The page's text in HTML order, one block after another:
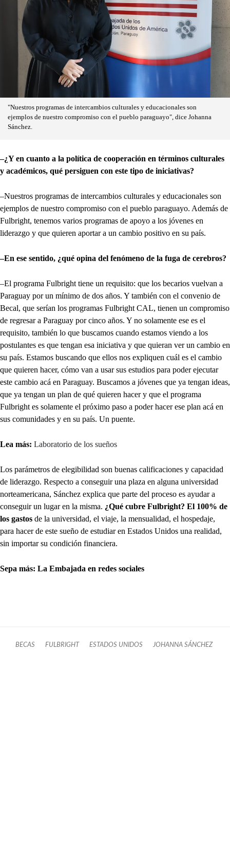
"Nuestros programas de intercambios culturales y educacionales son
ejemplos de nuestro compromiso con el pueblo paraguayo", dice Johanna
Sánchez.
–¿Y en cuanto a la política de cooperación en términos culturales
y académicos, qué persiguen con este tipo de iniciativas?
–Nuestros programas de intercambios culturales y educacionales son
ejemplos de nuestro compromiso con el pueblo paraguayo. Además de
Fulbright, tenemos varios programas de apoyo a los jóvenes en
liderazgo y que quieren aportar a un cambio positivo en su país.
–En ese sentido, ¿qué opina del fenómeno de la fuga de cerebros?
–El programa Fulbright tiene un requisito: que los becarios vuelvan a
Paraguay por un mínimo de dos años. Y también con el convenio de
Becal, que serían los programas Fulbright CAL, tienen un compromiso
de regresar a Paraguay por cinco años. Y no solamente ese es el
requisito, también lo que buscamos cuando estamos viendo a los
postulantes es que tengan esa iniciativa y que quieran ver un cambio en
su país. Estamos buscando que ellos nos expliquen cuál es el cambio
que quieren hacer, cómo van a usar sus estudios para poder ejecutar
este cambio acá en Paraguay. Buscamos a jóvenes que ya tengan ideas,
que ya tengan un plan de qué quieren hacer y que el programa
Fulbright es solamente el próximo paso a poder hacer ese plan acá en
sus comunidades y en su país. Un puente.
Lea más: Laboratorio de los sueños
Los parámetros de elegibilidad son buenas calificaciones y capacidad
de liderazgo. Respecto a conseguir una plaza en alguna universidad
norteamericana, Sánchez explica que parte del proceso es ayudar a
conseguir un lugar en la misma. ¿Qué cubre Fulbright? El 100% de
los gastos de la universidad, el viaje, la mensualidad, el hospedaje,
para hacer de este sueño de estudiar en Estados Unidos una realidad,
sin importar su condición financiera.
Sepa más: La Embajada en redes sociales
BECAS FULBRIGHT ESTADOS UNIDOS JOHANNA SÁNCHEZ